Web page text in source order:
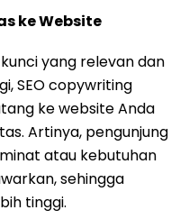
ke Website
yang relevan dan
SEO copywriting
ke website Anda
Artinya, pengunjung
atau kebutuhan
sehingga
tinggi.